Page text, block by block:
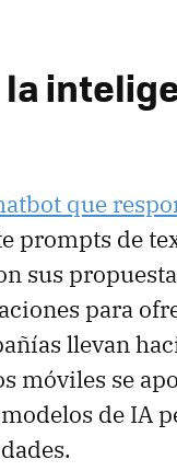
que
prompts de
sus
para
llevan
móviles se
de IA